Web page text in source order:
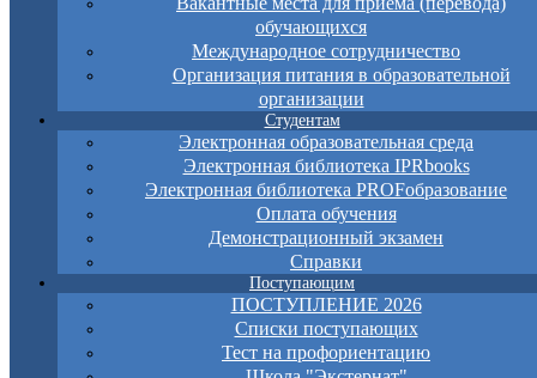
обучающихся
Международное сотрудничество
Организация питания в образовательной
организации
Студентам
Электронная образовательная среда
Электронная библиотека IPRbooks
Электронная библиотека PROFобразование
Оплата обучения
Демонстрационный экзамен
Справки
Поступающим
ПОСТУПЛЕНИЕ 2026
Списки поступающих
Тест на профориентацию